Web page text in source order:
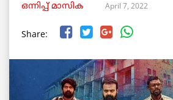
ഒന്നിപ്പ് മാസിക April 7, 2022
Share: